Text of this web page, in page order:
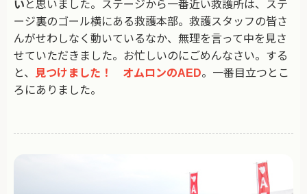
い と思いました。ステージから一番近い救護所は、ステ
ージ裏のゴール横にある救護本部。救護スタッフの皆さ
んがせわしなく動いているなか、無理を言って中を見さ
せていただきました。お忙しいのにごめんなさい。する
と、
見つけました！ オムロンのAED。一番目立つとこ
ろにありました。